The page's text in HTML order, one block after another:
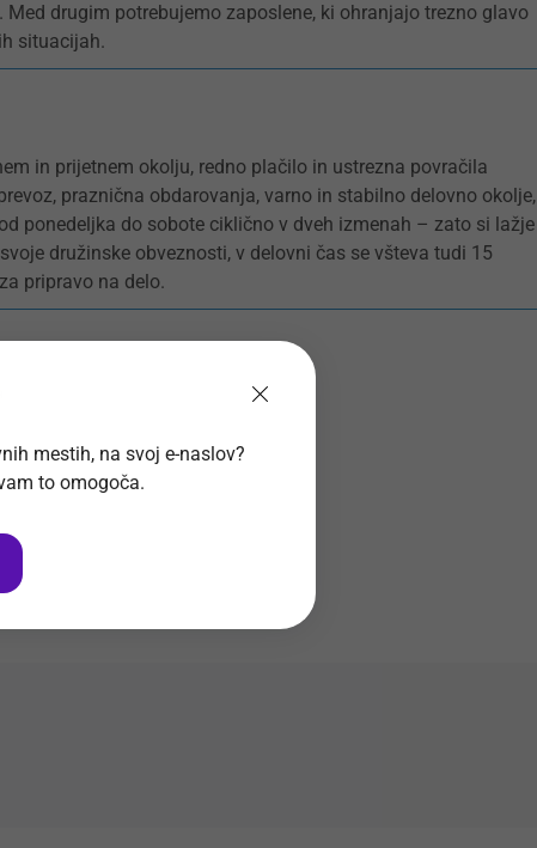
Med drugim potrebujemo zaposlene, ki ohranjajo trezno glavo
situacijah.
in prijetnem okolju, redno plačilo in ustrezna povračila
praznična obdarovanja, varno in stabilno delovno okolje,
ponedeljka do sobote ciklično v dveh izmenah – zato si lažje
družinske obveznosti, v delovni čas se všteva tudi 15
pripravo na delo.
mestih, na svoj e-naslov?
to omogoča.